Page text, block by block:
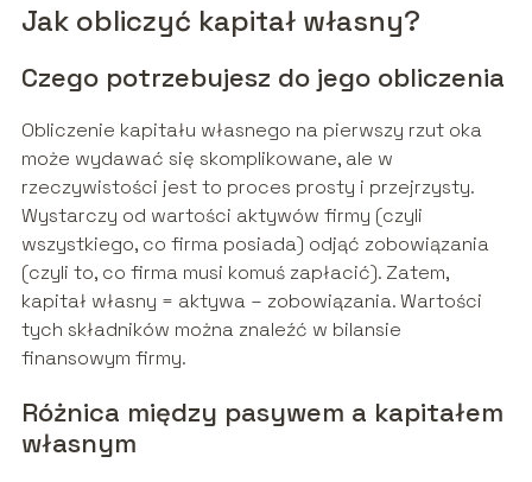
Jak obliczyć kapitał własny?
Czego potrzebujesz do jego obliczenia
Obliczenie kapitału własnego na pierwszy rzut oka
może wydawać się skomplikowane, ale w
rzeczywistości jest to proces prosty i przejrzysty.
Wystarczy od wartości aktywów firmy (czyli
wszystkiego, co firma posiada) odjąć zobowiązania
(czyli to, co firma musi komuś zapłacić). Zatem,
kapitał własny = aktywa – zobowiązania. Wartości
tych składników można znaleźć w bilansie
finansowym firmy.
Różnica między pasywem a kapitałem
własnym